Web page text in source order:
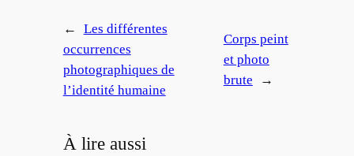
←
Les différentes
occurrences
photographiques de
l’identité humaine
Corps peint
et photo
brute
→
À lire aussi